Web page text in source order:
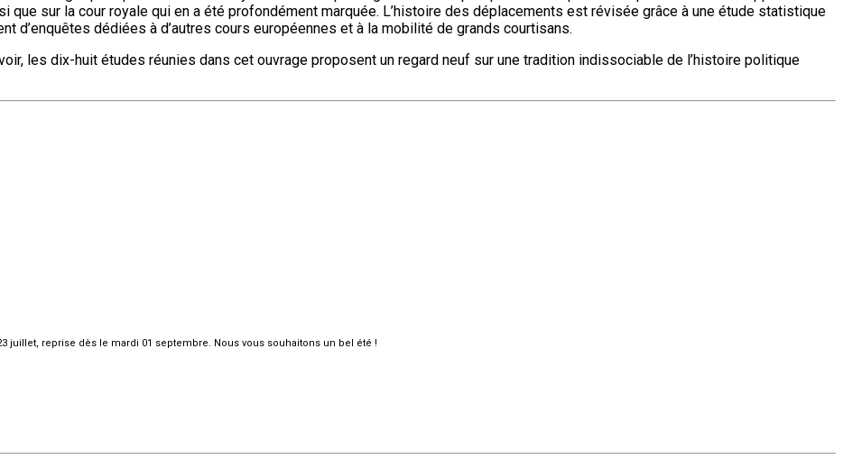
sur la cour royale qui en a été profondément marquée. L’histoire des déplacements est révisée grâce à une étude statistique
d’enquêtes dédiées à d’autres cours européennes et à la mobilité de grands courtisans.
les dix-huit études réunies dans cet ouvrage proposent un regard neuf sur une tradition indissociable de l’histoire politique
juillet, reprise dès le mardi 01 septembre. Nous vous souhaitons un bel été !